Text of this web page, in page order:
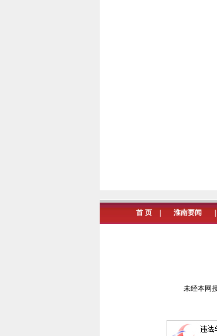
首 页 淮南要闻
未经本网